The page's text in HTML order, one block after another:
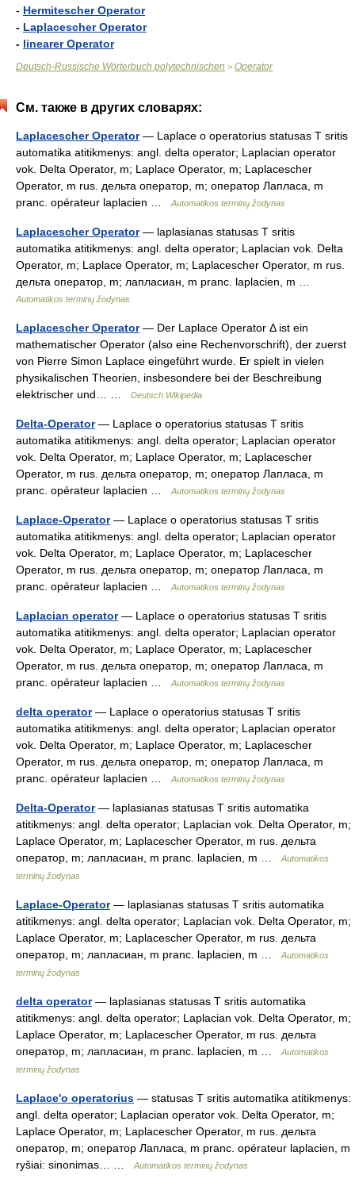
- Hermitescher Operator
- Laplacescher Operator
- linearer Operator
Deutsch-Russische Wörterbuch polytechnischen > Operator
См. также в других словарях:
Laplacescher Operator— Laplace o operatorius statusas T sritis
automatika atitikmenys: angl. delta operator; Laplacian operator
vok. Delta Operator, m; Laplace Operator, m; Laplacescher
Operator, m rus. дельта оператор, m; оператор Лапласа, m
pranc. opérateur laplacien …
Automatikos terminų žodynas
Laplacescher Operator— laplasianas statusas T sritis
automatika atitikmenys: angl. delta operator; Laplacian vok. Delta
Operator, m; Laplace Operator, m; Laplacescher Operator, m rus.
дельта оператор, m; лапласиан, m pranc. laplacien, m …
Automatikos terminų žodynas
Laplacescher Operator— Der Laplace Operator Δ ist ein
mathematischer Operator (also eine Rechenvorschrift), der zuerst
von Pierre Simon Laplace eingeführt wurde. Er spielt in vielen
physikalischen Theorien, insbesondere bei der Beschreibung
elektrischer und… …
Deutsch Wikipedia
Delta-Operator— Laplace o operatorius statusas T sritis
automatika atitikmenys: angl. delta operator; Laplacian operator
vok. Delta Operator, m; Laplace Operator, m; Laplacescher
Operator, m rus. дельта оператор, m; оператор Лапласа, m
pranc. opérateur laplacien …
Automatikos terminų žodynas
Laplace-Operator— Laplace o operatorius statusas T sritis
automatika atitikmenys: angl. delta operator; Laplacian operator
vok. Delta Operator, m; Laplace Operator, m; Laplacescher
Operator, m rus. дельта оператор, m; оператор Лапласа, m
pranc. opérateur laplacien …
Automatikos terminų žodynas
Laplacian operator— Laplace o operatorius statusas T sritis
automatika atitikmenys: angl. delta operator; Laplacian operator
vok. Delta Operator, m; Laplace Operator, m; Laplacescher
Operator, m rus. дельта оператор, m; оператор Лапласа, m
pranc. opérateur laplacien …
Automatikos terminų žodynas
delta operator— Laplace o operatorius statusas T sritis
automatika atitikmenys: angl. delta operator; Laplacian operator
vok. Delta Operator, m; Laplace Operator, m; Laplacescher
Operator, m rus. дельта оператор, m; оператор Лапласа, m
pranc. opérateur laplacien …
Automatikos terminų žodynas
Delta-Operator— laplasianas statusas T sritis automatika
atitikmenys: angl. delta operator; Laplacian vok. Delta Operator, m;
Laplace Operator, m; Laplacescher Operator, m rus. дельта
оператор, m; лапласиан, m pranc. laplacien, m …
Automatikos
terminų žodynas
Laplace-Operator— laplasianas statusas T sritis automatika
atitikmenys: angl. delta operator; Laplacian vok. Delta Operator, m;
Laplace Operator, m; Laplacescher Operator, m rus. дельта
оператор, m; лапласиан, m pranc. laplacien, m …
Automatikos
terminų žodynas
delta operator— laplasianas statusas T sritis automatika
atitikmenys: angl. delta operator; Laplacian vok. Delta Operator, m;
Laplace Operator, m; Laplacescher Operator, m rus. дельта
оператор, m; лапласиан, m pranc. laplacien, m …
Automatikos
terminų žodynas
Laplace'o operatorius — statusas T sritis automatika atitikmenys:
angl. delta operator; Laplacian operator vok. Delta Operator, m;
Laplace Operator, m; Laplacescher Operator, m rus. дельта
оператор, m; оператор Лапласа, m pranc. opérateur laplacien, m
ryšiai: sinonimas… …
Automatikos terminų žodynas